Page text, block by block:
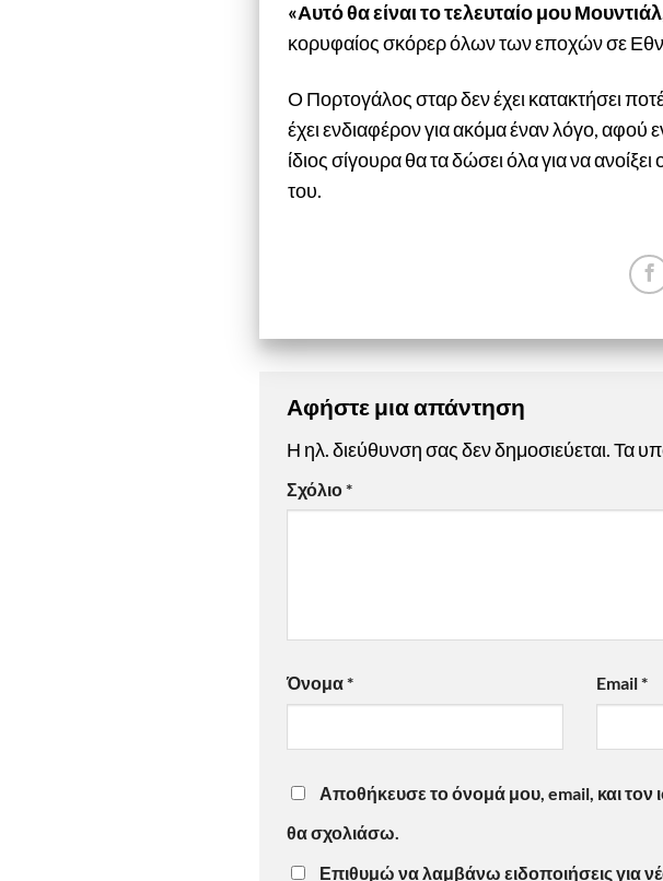
«Αυτό θα είναι το τελευταίο μου
κορυφαίος σκόρερ όλων των εποχών σε
Ο Πορτογάλος σταρ δεν έχει κατακτήσει
έχει ενδιαφέρον για ακόμα έναν λόγο, αφού
ίδιος σίγουρα θα τα δώσει όλα για να
του.
Αφήστε μια απάντηση
Η ηλ. διεύθυνση σας δεν δημοσιεύεται.Τα
Σχόλιο*
Όνομα* Email*
Αποθήκευσε το όνομά μου, email, και
θα σχολιάσω.
Επιθυμώ να λαμβάνω ειδοποιήσεις για